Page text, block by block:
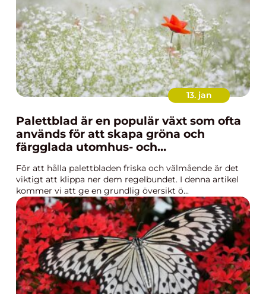
13. jan
Palettblad är en populär växt som ofta
används för att skapa gröna och
färgglada utomhus- och
För att hålla palettbladen friska och välmående är det
viktigt att klippa ner dem regelbundet. I denna artikel
kommer vi att ge en grundlig översikt ö...